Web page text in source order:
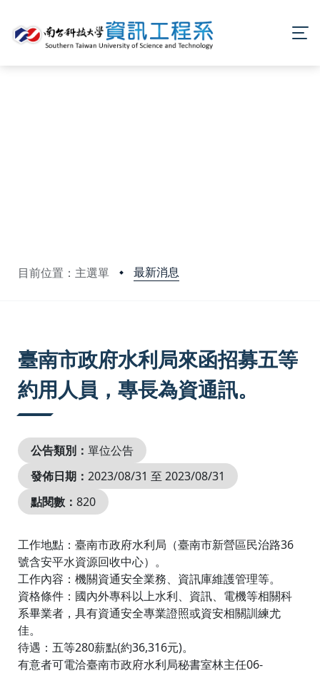
目前位置：主選單 最新消息
臺南市政府水利局來函招募五等
約用人員，專長為資通訊。
公告類別： 單位公告
發佈日期： 2023/08/31 至 2023/08/31
點閱數： 820
工作地點：臺南市政府水利局（臺南市新營區民治路36
號含安平水資源回收中心）。
工作內容：機關資通安全業務、資訊庫維護管理等。
資格條件：國內外專科以上水利、資訊、電機等相關科
系畢業者，具有資通安全專業證照或資安相關訓練尤
佳。
待遇：五等280薪點(約36,316元)。
有意者可電洽臺南市政府水利局秘書室林主任06-